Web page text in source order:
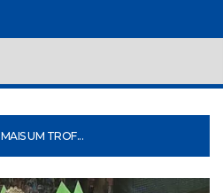
MAIS UM TROF...